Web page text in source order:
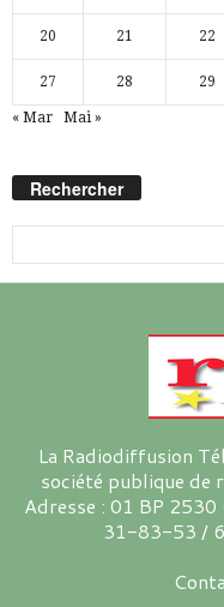
20 21 22
27 28 29
« Mar Mai »
Rechercher
La Radiodiffusion
société publique de
Adresse : 01 BP
31-83-53 /